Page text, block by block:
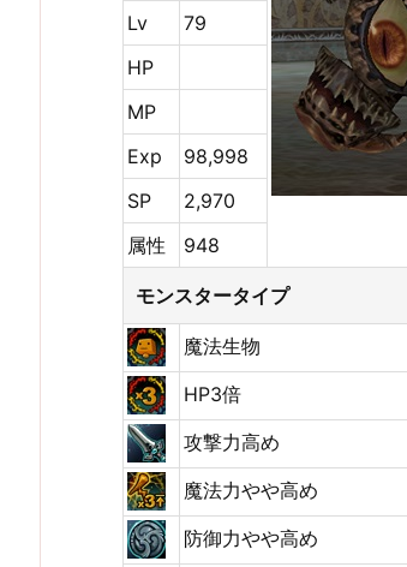
Lv
79
HP
MP
Exp
98,998
SP
2,970
属性
948
モンスタータイプ
魔法生物
HP3倍
攻撃力高め
魔法力やや高め
防御力やや高め